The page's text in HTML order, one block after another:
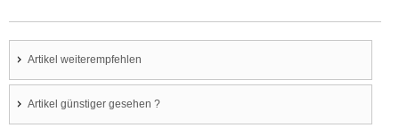
Artikel weiterempfehlen
Artikel günstiger gesehen ?